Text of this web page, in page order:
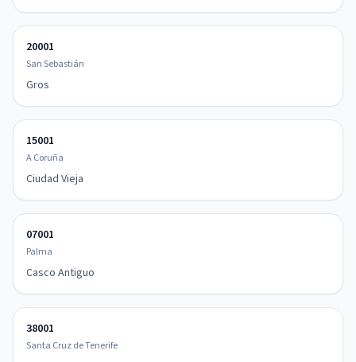
20001
San Sebastián
Gros
15001
A Coruña
Ciudad Vieja
07001
Palma
Casco Antiguo
38001
Santa Cruz de Tenerife